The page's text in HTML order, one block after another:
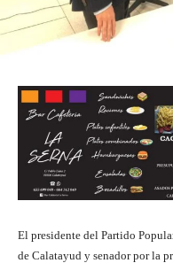
El presidente del Partido
de Calatayud y senador por la